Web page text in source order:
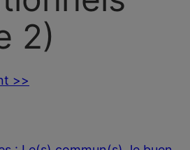
2)
>>